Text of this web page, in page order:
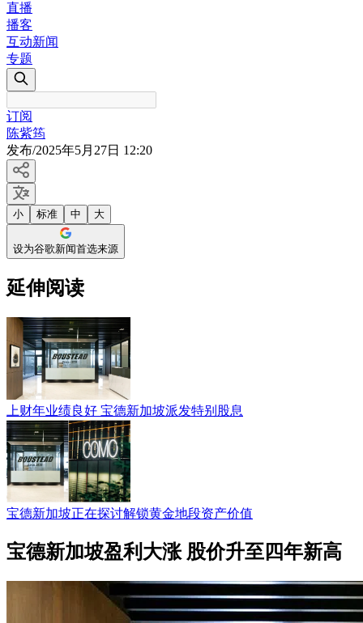
直播
播客
互动新闻
专题
订阅
陈紫筠
发布/2025年5月27日 12:20
小 标准 中 大
设为谷歌新闻首选来源
延伸阅读
上财年业绩良好 宝德新加坡派发特别股息
宝德新加坡正在探讨解锁黄金地段资产价值
宝德新加坡盈利大涨 股价升至四年新高